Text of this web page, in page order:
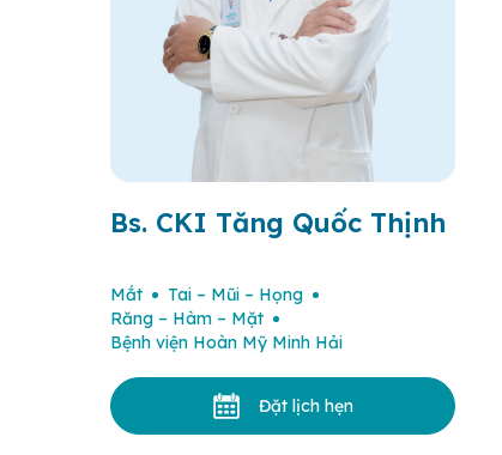
Bs. CKI Tăng Quốc Thịnh
Mắt
Tai – Mũi – Họng
Răng – Hàm – Mặt
Bệnh viện Hoàn Mỹ Minh Hải
Đặt lịch hẹn